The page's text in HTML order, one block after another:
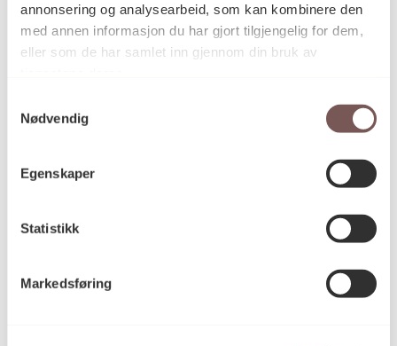
annonsering og analysearbeid, som kan kombinere den
med annen informasjon du har gjort tilgjengelig for dem,
eller som de har samlet inn gjennom din bruk av
Nødvendig
Egenskaper
Statistikk
Markedsføring
0130 Oslo
post@koro.no
Besøksadresse
Victoria Terrasse 11
0251 Oslo